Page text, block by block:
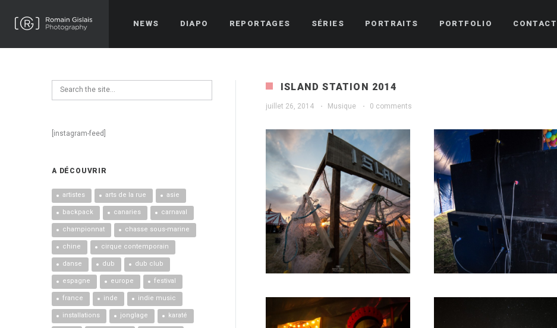
NEWS DIAPO REPORTAGES SÉRIES PORTRAITS PORTFOLIO CONTACT
ISLAND STATION 2014
juillet 26, 2014 · Musique · 0 comments
[instagram-feed]
A DÉCOUVRIR
artistes arts de la rue asie
backpack canaries carnaval
championnat chasse sous-marine
chine cirque contemporain
danse dub dub club
espagne europe festival
france inde indie music
installations jonglage karaté